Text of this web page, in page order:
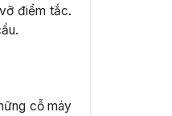
điểm tắc.
cỗ máy